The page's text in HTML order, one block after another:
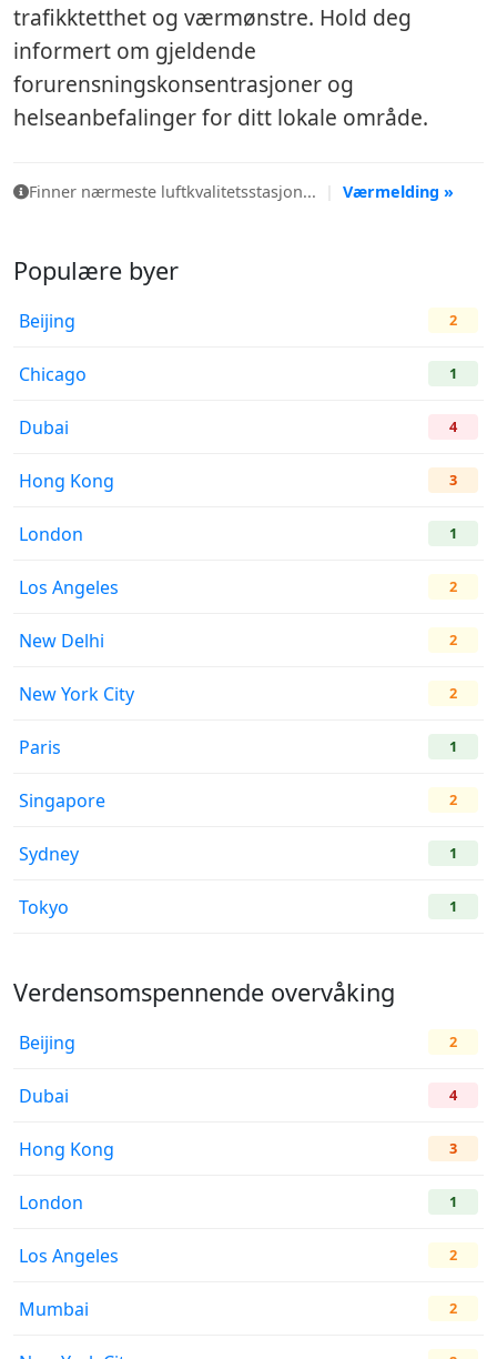
trafikktetthet og værmønstre. Hold deg
informert om gjeldende
forurensningskonsentrasjoner og
helseanbefalinger for ditt lokale område.
Finner nærmeste luftkvalitetsstasjon... Værmelding »
Populære byer
Beijing 2
Chicago 1
Dubai 4
Hong Kong 3
London 1
Los Angeles 2
New Delhi 2
New York City 2
Paris 1
Singapore 2
Sydney 1
Tokyo 1
Verdensomspennende overvåking
Beijing 2
Dubai 4
Hong Kong 3
London 1
Los Angeles 2
Mumbai 2